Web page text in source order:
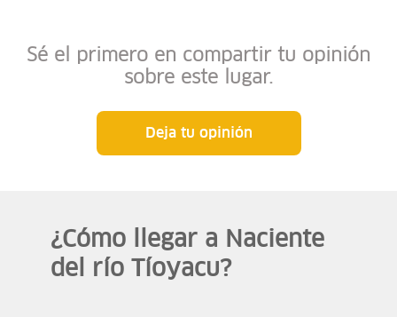
Sé el primero en compartir tu opinión
sobre este lugar.
Deja tu opinión
¿Cómo llegar a Naciente
del río Tíoyacu?